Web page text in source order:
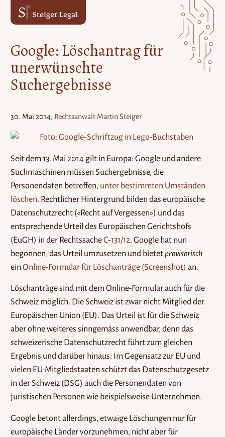
Hauptmenü
Google: Löschantrag für
unerwünschte
Suchergebnisse
30. Mai 2014 Rechtsanwalt Martin Steiger
Seit dem 13. Mai 2014 gilt in Europa: Google und andere
Suchmaschinen müssen Suchergebnisse, die
Personendaten betreffen, unter bestimmten Umständen
löschen. Rechtlicher Hintergrund bilden das europäische
Datenschutzrecht («Recht auf Vergessen») und das
entsprechende Urteil des Europäischen Gerichtshofs
(EuGH) in der RechtssacheC‑131/12. Google hat nun
begonnen, das Urteil umzusetzen und bietet provisorisch
einOnline-Formular für Löschanträge (Screenshot) an.
Löschanträge sind mit dem Online-Formular auch für die
Schweiz möglich. Die Schweiz ist zwar nicht Mitglied der
Europäischen Union (EU). Das Urteil ist für die Schweiz
aber ohne weiteres sinngemäss anwendbar, denn das
schweizerische Datenschutzrecht führt zum gleichen
Ergebnis und darüber hinaus: Im Gegensatz zur EU und
vielen EU-Mitgliedstaaten schützt das Datenschutzgesetz
in der Schweiz (DSG) auch die Personendaten von
juristischen Personen wie beispielsweise Unternehmen.
Google betont allerdings, etwaige Löschungen nur für
europäische Länder vorzunehmen, nicht aber für